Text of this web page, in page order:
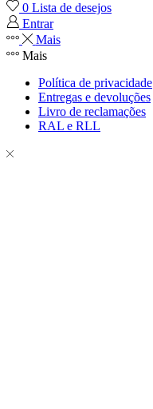
0 Lista de desejos
Entrar
Mais
Mais
Política de privacidade
Entregas e devoluções
Livro de reclamações
RAL e RLL